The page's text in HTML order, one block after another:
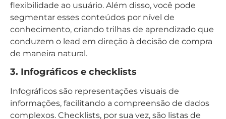
flexibilidade ao usuário. Além disso, você pode
segmentar esses conteúdos por nível de
conhecimento, criando trilhas de aprendizado que
conduzem o lead em direção à decisão de compra
de maneira natural.
3. Infográficos e checklists
Infográficos são representações visuais de
informações, facilitando a compreensão de dados
complexos. Checklists, por sua vez, são listas de